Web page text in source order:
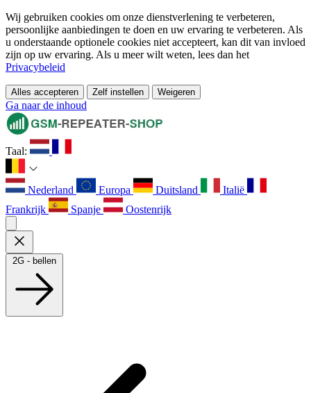
Wij gebruiken cookies om onze dienstverlening te verbeteren,
persoonlijke aanbiedingen te doen en uw ervaring te verbeteren. Als
u onderstaande optionele cookies niet accepteert, kan dit van invloed
zijn op uw ervaring. Als u meer wilt weten, lees dan het
Privacybeleid
Alles accepteren Zelf instellen Weigeren
Ga naar de inhoud
Taal:
Nederland Europa Duitsland
Italië
Frankrijk
Spanje Oostenrijk
2G - bellen